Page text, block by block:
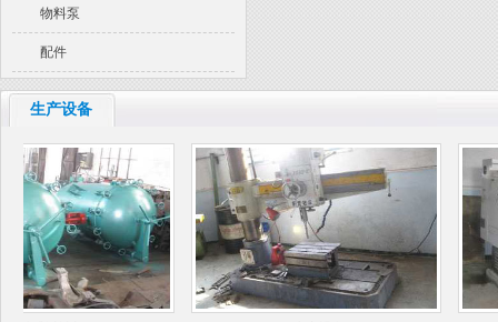
物料泵
配件
生产设备